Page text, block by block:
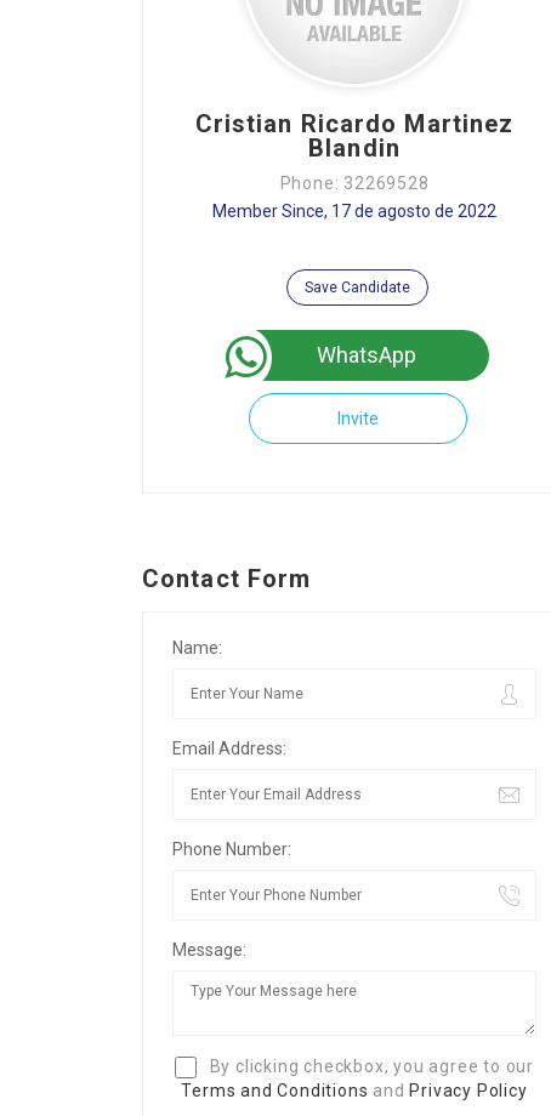
Cristian Ricardo Martinez
Blandin
Phone: 32269528
Member Since, 17 de agosto de 2022
Save Candidate
WhatsApp
Invite
Contact Form
Name:
Email Address:
Phone Number:
Message:
By clicking checkbox, you agree to our
Terms and Conditions and Privacy Policy